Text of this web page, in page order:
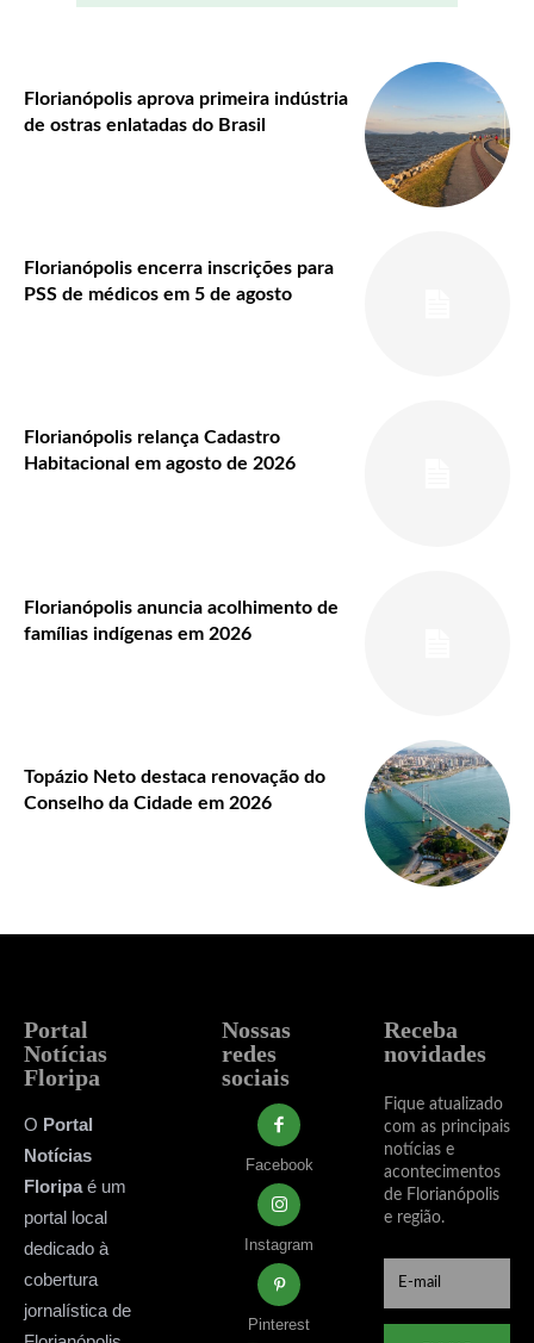
Florianópolis aprova primeira indústria
de ostras enlatadas do Brasil
Florianópolis encerra inscrições para
PSS de médicos em 5 de agosto
Florianópolis relança Cadastro
Habitacional em agosto de 2026
Florianópolis anuncia acolhimento de
famílias indígenas em 2026
Topázio Neto destaca renovação do
Conselho da Cidade em 2026
Portal
Notícias
Floripa
O Portal
Notícias
Floripaé um
portal local
dedicado à
cobertura
jornalística de
Nossas
redes
sociais
Facebook
Instagram
Pinterest
Receba
novidades
Fique atualizado
com as principais
notícias e
acontecimentos
de Florianópolis
e região.